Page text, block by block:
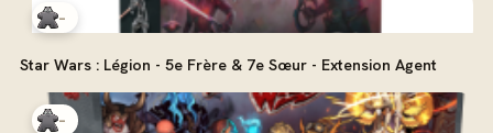
-
Star Wars : Légion - 5e Frère & 7e Sœur - Extension Agent
-